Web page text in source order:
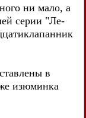
ни мало, а
серии "Ле-
в
изюминка